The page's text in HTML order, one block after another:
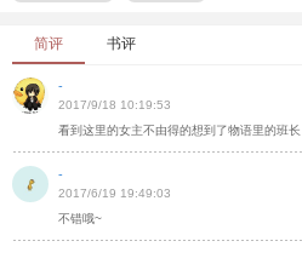
简评 书评
-
2017/9/18 10:19:53
看到这里的女主不由得的想到了物语里的班长
-
2017/6/19 19:49:03
不错哦~